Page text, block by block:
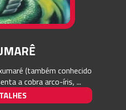
(também conhecido
a cobra arco-íris, ...